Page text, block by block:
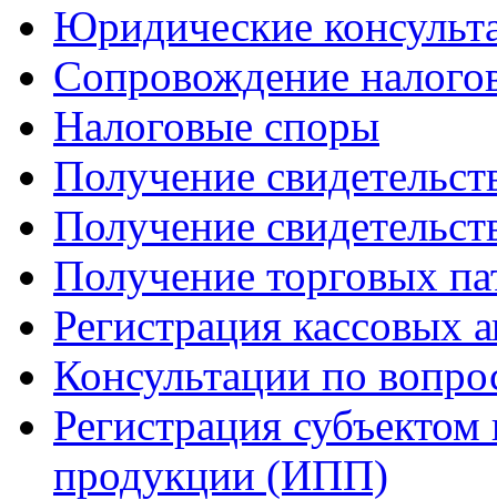
Юридические
Сопровождение
Налоговые споры
Получение
Получение
Получение торговых
Регистрация кассовых
Консультации по
Регистрация
продукции (ИПП)